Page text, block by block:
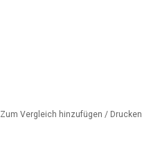
Zum Vergleich hinzufügen / Drucken